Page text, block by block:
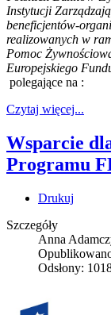
Instytucji
beneficjentów-
realizowanych w
Pomoc
Europejskiego
polegające na :
Czytaj więcej...
Wsparcie
Programu
Drukuj
Szczegóły
Anna
Odsłony: